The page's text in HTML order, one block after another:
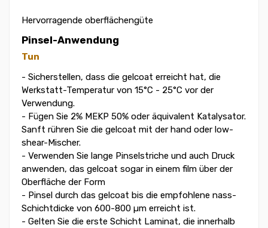
Hervorragende oberflächengüte
Pinsel-Anwendung
Tun
- Sicherstellen, dass die gelcoat erreicht hat, die
Werkstatt-Temperatur von 15°C - 25°C vor der
Verwendung.
- Fügen Sie 2% MEKP 50% oder äquivalent Katalysator.
Sanft rühren Sie die gelcoat mit der hand oder low-
shear-Mischer.
- Verwenden Sie lange Pinselstriche und auch Druck
anwenden, das gelcoat sogar in einem film über der
Oberfläche der Form
- Pinsel durch das gelcoat bis die empfohlene nass-
Schichtdicke von 600-800 µm erreicht ist.
- Gelten Sie die erste Schicht Laminat, die innerhalb